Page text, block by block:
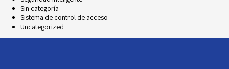
Sin categoría
Sistema de control de acceso
Uncategorized